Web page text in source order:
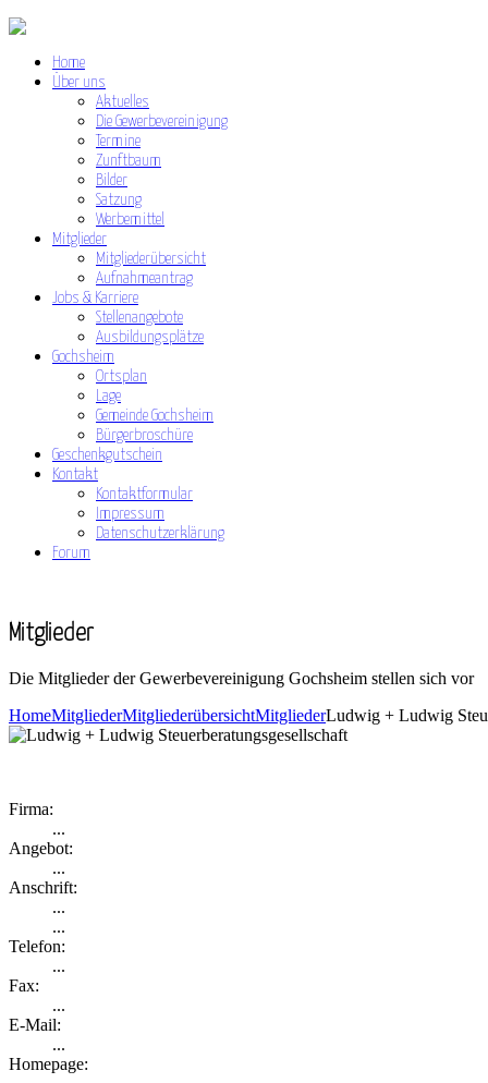
Home
Über uns
Aktuelles
Die Gewerbevereinigung
Termine
Zunftbaum
Bilder
Satzung
Werbemittel
Mitglieder
Mitgliederübersicht
Aufnahmeantrag
Jobs & Karriere
Stellenangebote
Ausbildungsplätze
Gochsheim
Ortsplan
Lage
Gemeinde Gochsheim
Bürgerbroschüre
Geschenkgutschein
Kontakt
Kontaktformular
Impressum
Datenschutzerklärung
Forum
Mitglieder
Die Mitglieder der Gewerbevereinigung Gochsheim stellen sich vor
HomeMitgliederMitgliederübersichtMitgliederLudwig + Ludwig
Firma:
...
Angebot:
...
Anschrift:
...
...
Telefon:
...
Fax:
...
E-Mail:
...
Homepage: